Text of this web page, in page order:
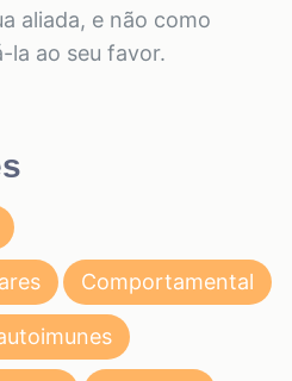
aliada, e não como
la ao seu favor.
Comportamental